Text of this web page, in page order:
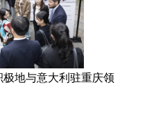
意大利驻重庆领